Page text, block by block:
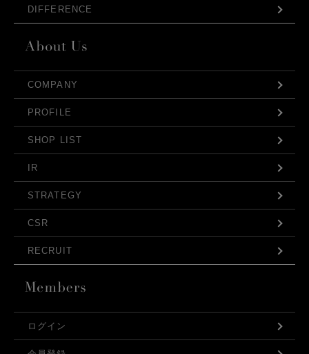
DIFFERENCE
COMPANY
PROFILE
SHOP LIST
IR
STRATEGY
CSR
RECRUIT
ログイン